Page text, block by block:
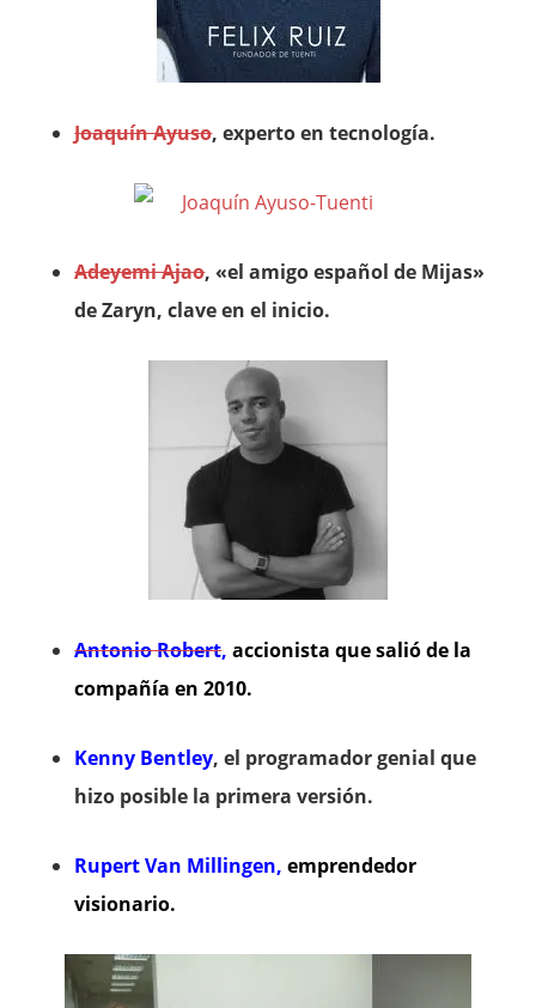
Joaquín Ayuso, experto en tecnología.
Adeyemi Ajao, «el amigo español de Mijas»
de Zaryn, clave en el inicio.
Antonio Robert,accionista que salió de la
compañía en 2010.
Kenny Bentley, el programador genial que
hizo posible la primera versión.
Rupert Van Millingen,emprendedor
visionario.